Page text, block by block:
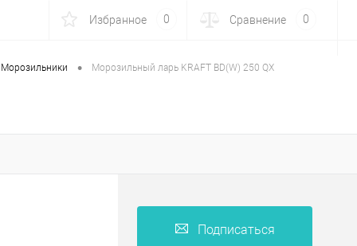
Избранное 0 Сравнение 0
Морозильники • Морозильный ларь KRAFT BD(W) 250 QX
Подписаться